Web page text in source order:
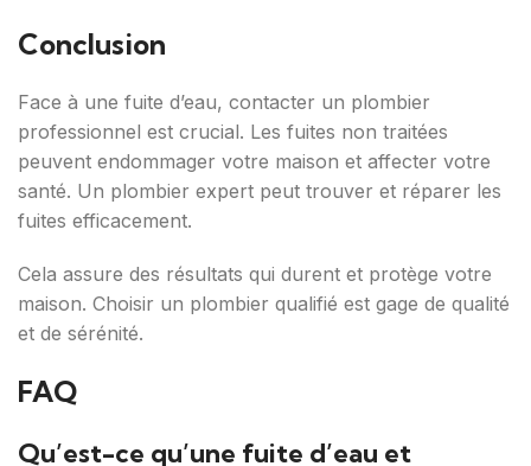
Conclusion
Face à une fuite d’eau, contacter un plombier
professionnel est crucial. Les fuites non traitées
peuvent endommager votre maison et affecter votre
santé. Un plombier expert peut trouver et réparer les
fuites efficacement.
Cela assure des résultats qui durent et protège votre
maison. Choisir un plombier qualifié est gage de qualité
et de sérénité.
FAQ
Qu’est-ce qu’une fuite d’eau et